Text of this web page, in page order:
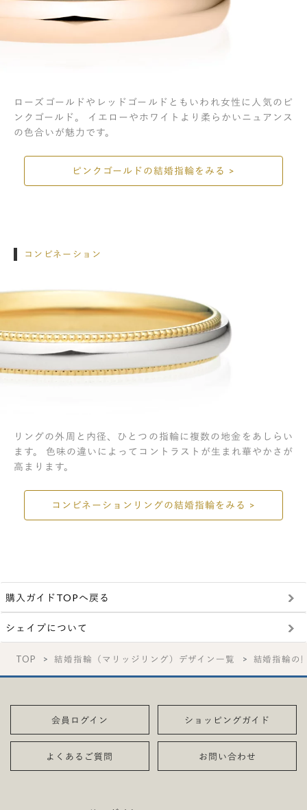
ローズゴールドやレッドゴールドともいわれ女性に人気のピ
ンクゴールド。 イエローやホワイトより柔らかいニュアンス
の色合いが魅力です。
ピンクゴールドの結婚指輪をみる >
コンビネーション
リングの外周と内径、ひとつの指輪に複数の地金をあしらい
ます。 色味の違いによってコントラストが生まれ華やかさが
高まります。
コンビネーションリングの結婚指輪をみる >
購入ガイドTOPへ戻る
シェイプについて
TOP 結婚指輪（マリッジリング）デザイン一覧 結婚指輪の
会員ログイン ショッピングガイド
よくあるご質問 お問い合わせ